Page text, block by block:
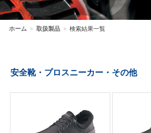
ホーム > 取扱製品 > 検索結果一覧
安全靴・プロスニーカー・その他